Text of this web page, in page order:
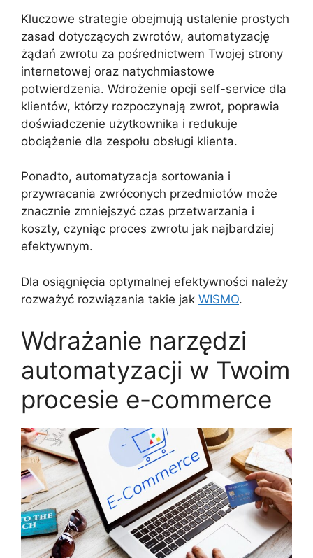
Kluczowe strategie obejmują ustalenie prostych
zasad dotyczących zwrotów, automatyzację
żądań zwrotu za pośrednictwem Twojej strony
internetowej oraz natychmiastowe
potwierdzenia. Wdrożenie opcji self-service dla
klientów, którzy rozpoczynają zwrot, poprawia
doświadczenie użytkownika i redukuje
obciążenie dla zespołu obsługi klienta.
Ponadto, automatyzacja sortowania i
przywracania zwróconych przedmiotów może
znacznie zmniejszyć czas przetwarzania i
koszty, czyniąc proces zwrotu jak najbardziej
efektywnym.
Dla osiągnięcia optymalnej efektywności należy
rozważyć rozwiązania takie jak WISMO.
Wdrażanie narzędzi
automatyzacji w Twoim
procesie e-commerce